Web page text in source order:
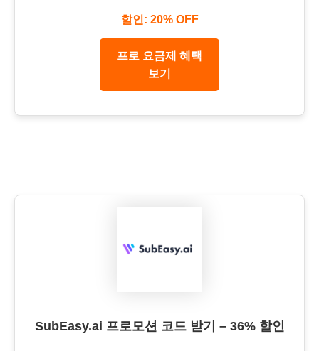
할인: 20% OFF
프로 요금제 혜택
보기
SubEasy.ai 프로모션 코드 받기 – 36% 할인